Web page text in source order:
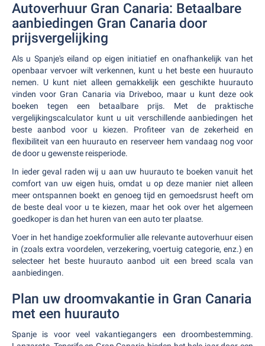
Autoverhuur Gran Canaria: Betaalbare
aanbiedingen Gran Canaria door
prijsvergelijking
Als u Spanje's eiland op eigen initiatief en onafhankelijk van het
openbaar vervoer wilt verkennen, kunt u het beste een huurauto
nemen. U kunt niet alleen gemakkelijk een geschikte huurauto
vinden voor Gran Canaria via Driveboo, maar u kunt deze ook
boeken tegen een betaalbare prijs. Met de praktische
vergelijkingscalculator kunt u uit verschillende aanbiedingen het
beste aanbod voor u kiezen. Profiteer van de zekerheid en
flexibiliteit van een huurauto en reserveer hem vandaag nog voor
de door u gewenste reisperiode.
In ieder geval raden wij u aan uw huurauto te boeken vanuit het
comfort van uw eigen huis, omdat u op deze manier niet alleen
meer ontspannen boekt en genoeg tijd en gemoedsrust heeft om
de beste deal voor u te kiezen, maar het ook over het algemeen
goedkoper is dan het huren van een auto ter plaatse.
Voer in het handige zoekformulier alle relevante autoverhuur eisen
in (zoals extra voordelen, verzekering, voertuig categorie, enz.) en
selecteer het beste huurauto aanbod uit een breed scala van
aanbiedingen.
Plan uw droomvakantie in Gran Canaria
met een huurauto
Spanje is voor veel vakantiegangers een droombestemming.